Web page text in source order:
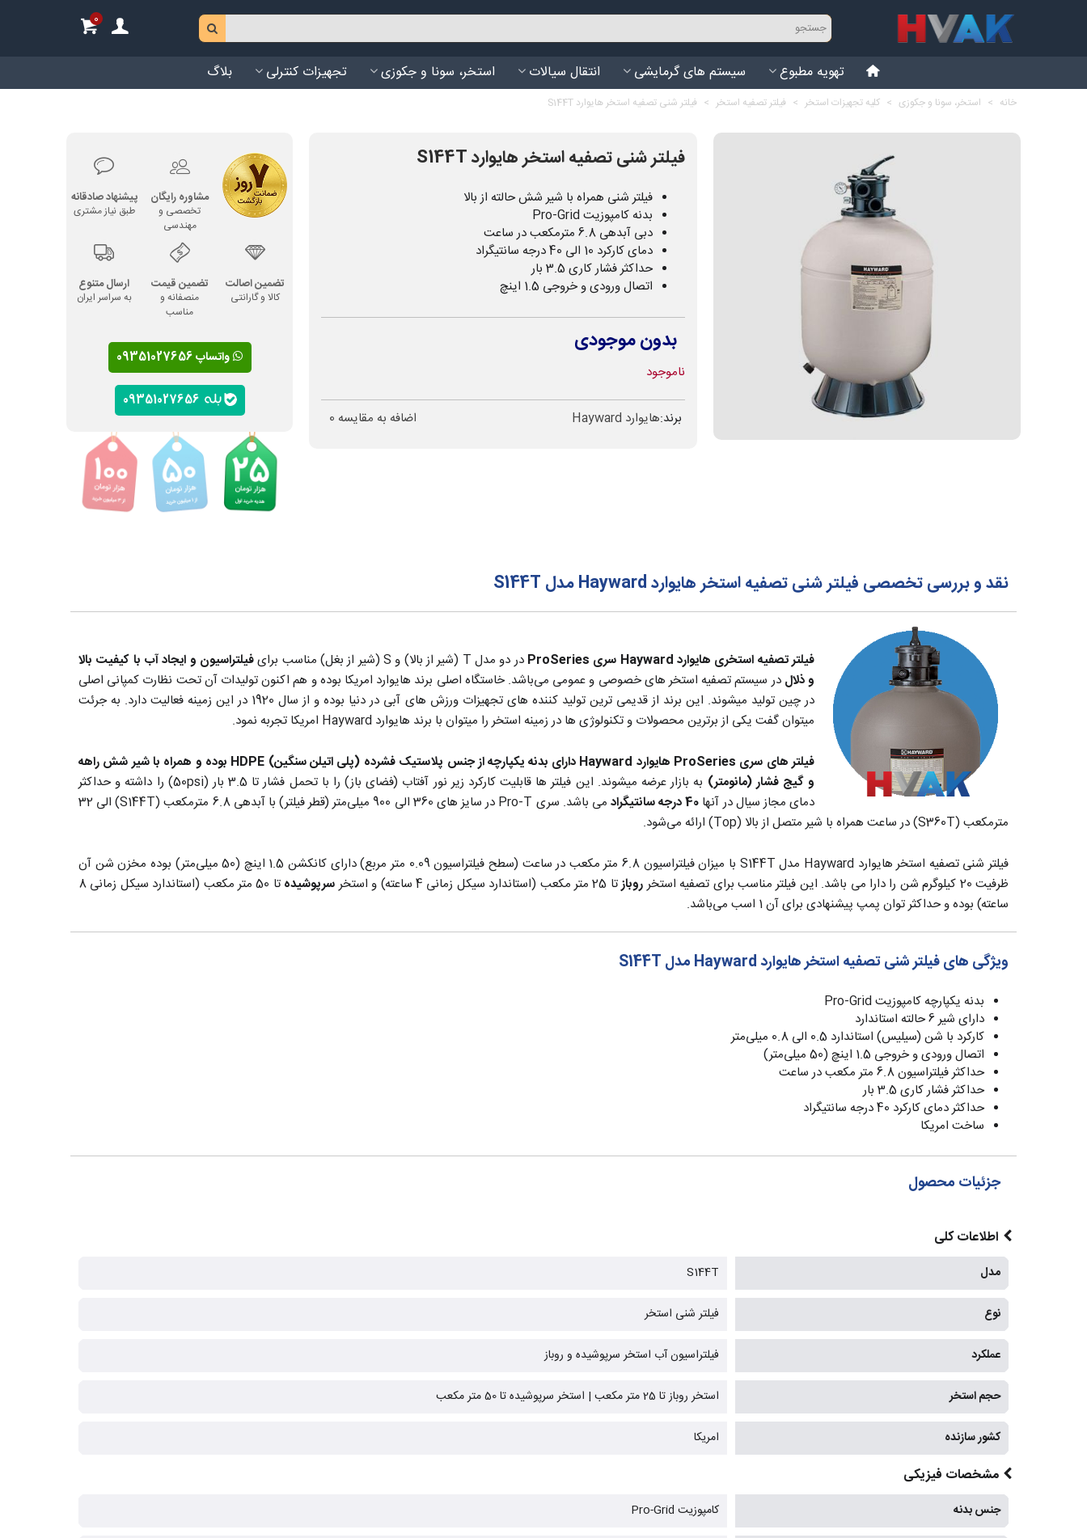
0
تهویه مطبوع سیستم های گرمایشی انتقال سیالات استخر، سونا و جکوزی تجهیزات کنترلی بلاگ
خانه > استخر، سونا و جکوزی > کلیه تجهیزات استخر > فیلتر تصفیه استخر > فیلتر شنی تصفیه استخر هایوارد S144T
فیلتر شنی تصفیه استخر هایوارد S144T
فیلتر شنی همراه با شیر شش حالته از بالا
بدنه کامپوزیت Pro-Grid
دبی آبدهی 6.8 مترمکعب در ساعت
دمای کارکرد 10 الی 40 درجه سانتیگراد
حداکثر فشار کاری 3.5 بار
اتصال ورودی و خروجی 1.5 اینچ
بدون موجودی
ناموجود
برند:هایوارد Hayward اضافه به مقایسه 0
مشاوره رایگان
تخصصی و
مهندسی
پیشنهاد صادقانه
طبق نیاز مشتری
تضمین اصالت
کالا و گارانتی
تضمین قیمت
منصفانه و
مناسب
ارسال متنوع
به سراسر ایران
واتساپ 09351027656
نقد و بررسی تخصصی فیلتر شنی تصفیه استخر هایوارد Hayward مدل S144T
فیلتر تصفیه استخری هایوارد Hayward سری ProSeries در دو مدل T (شیر از بالا) و S (شیر از بغل) مناسب برای
فیلتراسیون و ایجاد آب با کیفیت بالا
و ذلالدر سیستم تصفیه استخر های خصوصی و عمومی می‌باشد. خاستگاه اصلی برند هایوارد امریکا بوده و هم اکنون تولیدات آن تحت نظارت کمپانی اصلی
در چین تولید میشوند. این برند از قدیمی ترین تولید کننده های تجهیزات ورزش های آبی در دنیا بوده و از سال 1920 در این زمینه فعالیت دارد. به جرئت
میتوان گفت یکی از برترین محصولات و تکنولوژی ها در زمینه استخر را میتوان با برند هایوارد Hayward امریکا تجربه نمود.
فیلتر های سری ProSeries هایوارد Hayward
دارای بدنه یکپارچه از جنس پلاستیک فشرده (پلی اتیلن سنگین) HDPE بوده و همراه با شیر شش راهه
و گیج فشار (مانومتر)
به بازار عرضه میشوند. این فیلتر ها قابلیت کارکرد زیر نور آفتاب (فضای باز) را با تحمل فشار تا 3.5 بار (50psi) را داشته و حداکثر
دمای مجاز سیال در آنها 40 درجه سانتیگراد
می باشد. سری Pro-T در سایز های 360 الی 900 میلی‌متر (قطر فیلتر) با آبدهی 6.8 مترمکعب (S144T) الی 32
مترمکعب (S360T) در ساعت همراه با شیر متصل از بالا (Top) ارائه می‌شود.
فیلتر شنی تصفیه استخر هایوارد Hayward مدل S144T با میزان فیلتراسیون 6.8 متر مکعب در ساعت (سطح فیلتراسیون 0.09 متر مربع) دارای کانکشن 1.5 اینچ (50 میلی‌متر) بوده مخزن شن آن
ظرفیت 20 کیلوگرم شن را دارا می باشد. این فیلتر مناسب برای تصفیه استخر
روبازتا 25 متر مکعب (استاندارد سیکل زمانی 4 ساعته) و استخر سرپوشیده
تا 50 متر مکعب (استاندارد سیکل زمانی 8
ساعته) بوده و حداکثر توان پمپ پیشنهادی برای آن 1 اسب می‌باشد.
ویژگی های فیلتر شنی تصفیه استخر هایوارد Hayward مدل S144T
بدنه یکپارچه کامپوزیت Pro-Grid
دارای شیر 6 حالته استاندارد
کارکرد با شن (سیلیس) استاندارد 0.5 الی 0.8 میلی‌متر
اتصال ورودی و خروجی 1.5 اینچ (50 میلی‌متر)
حداکثر فیلتراسیون 6.8 متر مکعب در ساعت
حداکثر فشار کاری 3.5 بار
حداکثر دمای کارکرد 40 درجه سانتیگراد
ساخت امریکا
جزئیات محصول
اطلاعات کلی
مدل S144T
نوع فیلتر شنی استخر
عملکرد فیلتراسیون آب استخر سرپوشیده و روباز
حجم استخر استخر روباز تا 25 متر مکعب | استخر سرپوشیده تا 50 متر مکعب
کشور سازنده امریکا
مشخصات فیزیکی
جنس بدنه کامپوزیت Pro-Grid